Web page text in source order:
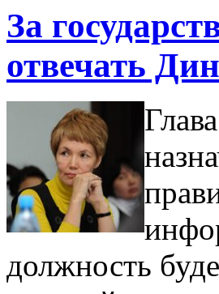
За
отвечать
должность